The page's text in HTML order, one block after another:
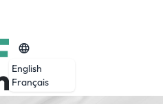
English
Français